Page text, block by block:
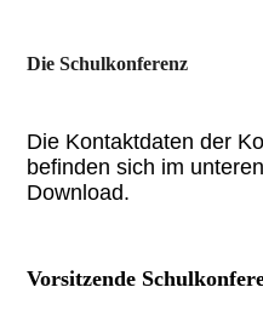
Die Schulkonferenz
Die Kontaktdaten der
befinden sich im
Download.
Vorsitzende